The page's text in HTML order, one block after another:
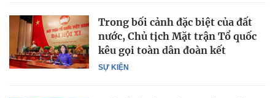
SỰ KIỆN
Trong bối cảnh đặc biệt của đất
nước, Chủ tịch Mặt trận Tổ quốc
kêu gọi toàn dân đoàn kết